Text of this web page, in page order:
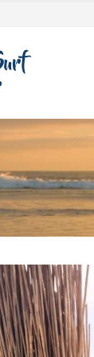
con los
de Surf
Octubre 2026